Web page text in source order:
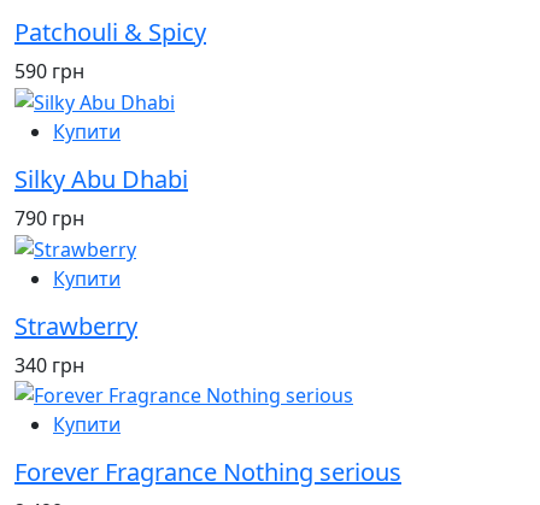
Patchouli & Spicy
590 грн
Купити
Silky Abu Dhabi
790 грн
Купити
Strawberry
340 грн
Купити
Forever Fragrance Nothing serious